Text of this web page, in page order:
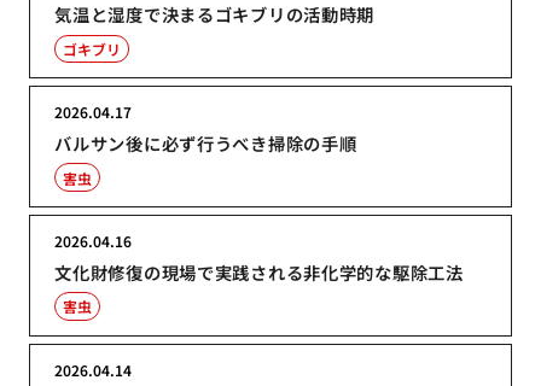
気温と湿度で決まるゴキブリの活動時期
ゴキブリ
バルサン後に必ず行うべき掃除の手順
2026.04.17
害虫
文化財修復の現場で実践される非化学的な駆除工法
2026.04.16
害虫
2026.04.14